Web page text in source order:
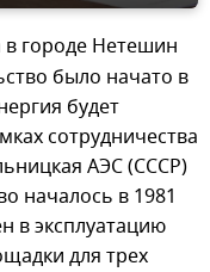
городе Нетешин
было начато в
будет
сотрудничества
АЭС (СССР)
началось в 1981
в эксплуатацию
для трех